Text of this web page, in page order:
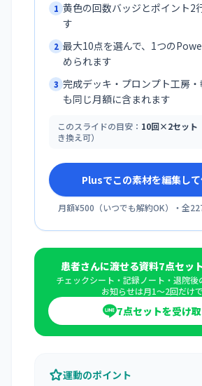
1 黄色の回数バッジとポイント2
す
2 最大10点を選んで、1つの
められます
3 完成デッキ・プロンプト工房
も同じ月額に含まれます
このスライドの目安： 10回×2セット
き換え可）
Plusでこの素材を編集して
月額¥500 （いつでも解約OK）・全
患者さんに渡せる資料7点セッ
チェックシート・記録ノート・退院後
お知らせは月1〜2回だけ
7点セットを受け
運動のポイント